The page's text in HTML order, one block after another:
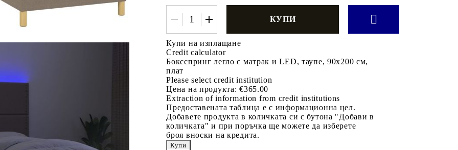
Купи на изплащане
Credit calculator
Боксспринг легло с матрак и LED, таупе, 90x200 см,
плат
Please select credit institution
Цена на продукта: €365.00
Extraction of information from credit institutions
Предоставената таблица е с информационна цел.
Добавете продукта в количката си с бутона "Добави в
количката" и при поръчка ще можете да изберете
броя вноски на кредита.